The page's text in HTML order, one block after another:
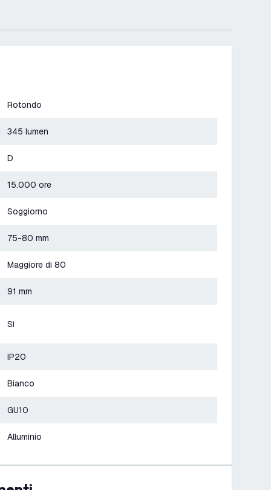
Rotondo
345 lumen
D
15.000 ore
Soggiorno
75-80 mm
Maggiore di 80
91 mm
Sì
IP20
Bianco
GU10
Alluminio